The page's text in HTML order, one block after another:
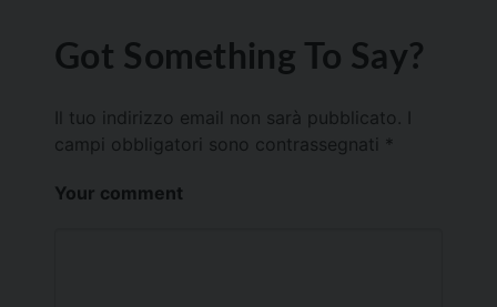
Got Something To Say?
Il tuo indirizzo email non sarà pubblicato.
campi obbligatori sono contrassegnati *
Your comment